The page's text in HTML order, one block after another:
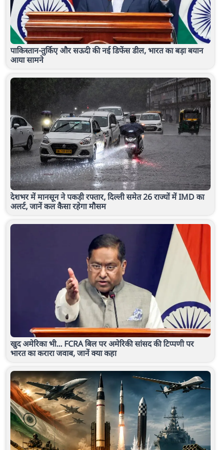
पाकिस्तान-तुर्किए और सऊदी की नई डिफेंस डील, भारत का बड़ा बयान
आया सामने
देशभर में मानसून ने पकड़ी रफ्तार, दिल्ली समेत 26 राज्यों में IMD का
अलर्ट, जानें कल कैसा रहेगा मौसम
खुद अमेरिका भी... FCRA बिल पर अमेरिकी सांसद की टिप्पणी पर
भारत का करारा जवाब, जानें क्या कहा